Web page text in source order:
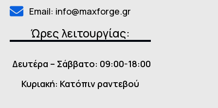
Email: info@maxforge.gr
Ώρες λειτουργίας:
Δευτέρα – Σάββατο: 09:00-18:00
Κυριακή: Κατόπιν ραντεβού